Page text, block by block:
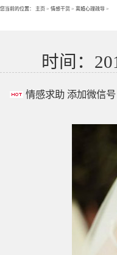
您当前的位置： 主页 > 情感干货 > 离婚心理疏导 >
时间：
情感求助 添加微信号